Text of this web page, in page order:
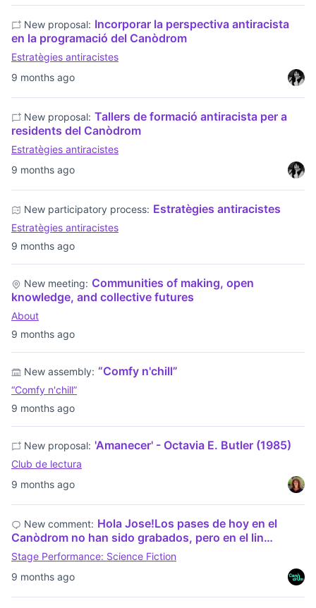
9 months ago
New proposal: Incorporar la perspectiva antiracista
en la programació del Canòdrom
Estratègies antiracistes
9 months ago
New proposal: Tallers de formació antiracista per a
residents del Canòdrom
Estratègies antiracistes
9 months ago
New participatory process: Estratègies antiracistes
Estratègies antiracistes
9 months ago
New meeting: Communities of making, open
knowledge, and collective futures
About
9 months ago
New assembly: “Comfy n'chill”
“Comfy n'chill”
9 months ago
New proposal: 'Amanecer' - Octavia E. Butler (1985)
Club de lectura
9 months ago
New comment: Hola Jose!Los pases de hoy en el
Canòdrom no han sido grabados, pero en el lin…
Stage Performance: Science Fiction